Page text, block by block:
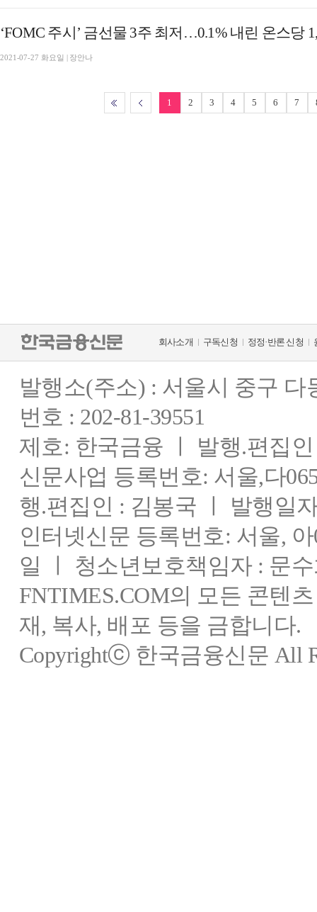
‘FOMC 주시’ 금선물 3주 최저…0.1% 내린 온스당
2021-07-27 화요일 | 장안나
1 2 3 4 5 6 7
회사소개 구독신청 정정·반론 신청
발행소(주소) : 서울시 중구
번호 : 202-81-39551
제호: 한국금융 ㅣ 발행.편집
신문사업 등록번호: 서울,다
행.편집인 : 김봉국 ㅣ 발행일
인터넷신문 등록번호: 서울,
일 ㅣ 청소년보호책임자 : 문
FNTIMES.COM의 모든 콘텐
재, 복사, 배포 등을 금합니다.
Copyrightⓒ 한국금융신문 All